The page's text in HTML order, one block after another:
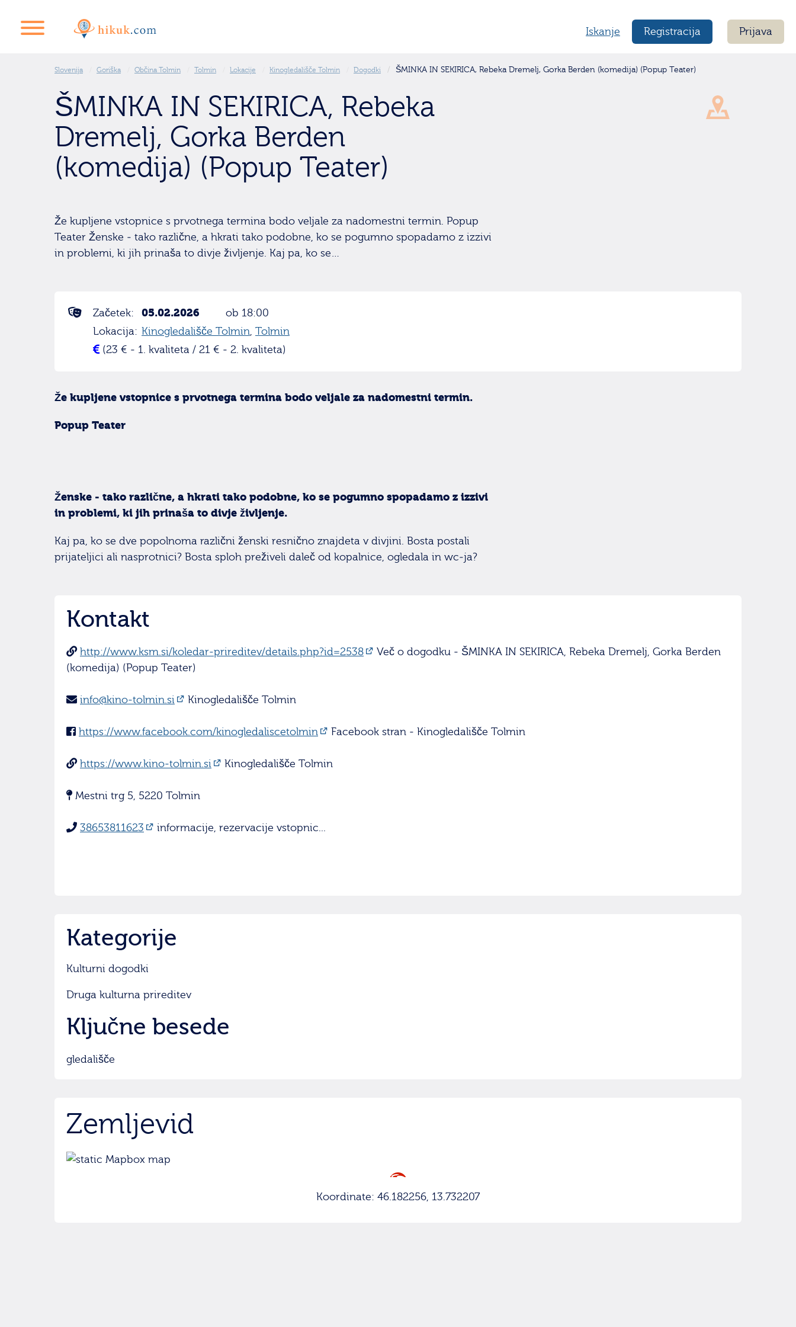
Registracija Prijava
Iskanje
Slovenija Goriška Občina Tolmin Tolmin Lokacije Kinogledališče Tolmin Dogodki ŠMINKA IN SEKIRICA, Rebeka Dremelj, Gorka Berden (komedija) (Popup Teater)
ŠMINKA IN SEKIRICA, Rebeka
Dremelj, Gorka Berden
(komedija) (Popup Teater)
Že kupljene vstopnice s prvotnega termina bodo veljale za nadomestni termin. Popup
Teater Ženske - tako različne, a hkrati tako podobne, ko se pogumno spopadamo z izzivi
in problemi, ki jih prinaša to divje življenje. Kaj pa, ko se…
Začetek: 05.02.2026
ob 18:00
Lokacija: Kinogledališče Tolmin, Tolmin
(23 € - 1. kvaliteta / 21 € - 2. kvaliteta)
Že kupljene vstopnice s prvotnega termina bodo veljale za nadomestni termin.
Popup Teater
Ženske - tako različne, a hkrati tako podobne, ko se pogumno spopadamo z izzivi
in problemi, ki jih prinaša to divje življenje.
Kaj pa, ko se dve popolnoma različni ženski resnično znajdeta v divjini. Bosta postali
prijateljici ali nasprotnici? Bosta sploh preživeli daleč od kopalnice, ogledala in wc-ja?
Kontakt
http://www.ksm.si/koledar-prireditev/details.php?id=2538
Več o dogodku - ŠMINKA IN SEKIRICA, Rebeka Dremelj, Gorka Berden
(komedija) (Popup Teater)
info@kino-tolmin.si Kinogledališče Tolmin
https://www.facebook.com/kinogledaliscetolmin Facebook stran - Kinogledališče Tolmin
https://www.kino-tolmin.si Kinogledališče Tolmin
Mestni trg 5, 5220 Tolmin
38653811623 informacije, rezervacije vstopnic...
Kategorije
Kulturni dogodki
Druga kulturna prireditev
Ključne besede
gledališče
Zemljevid
Koordinate: 46.182256, 13.732207